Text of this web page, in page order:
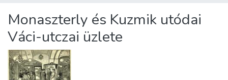
Statistics
About us
Monaszterly és Kuzmik utódai
Váci-utczai üzlete